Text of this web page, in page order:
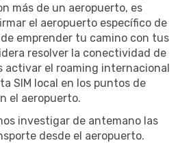
más de un aeropuerto, es
el aeropuerto específico de
emprender tu camino con tus
resolver la conectividad de
activar el roaming internacional
SIM local en los puntos de
el aeropuerto.
investigar de antemano las
desde el aeropuerto.